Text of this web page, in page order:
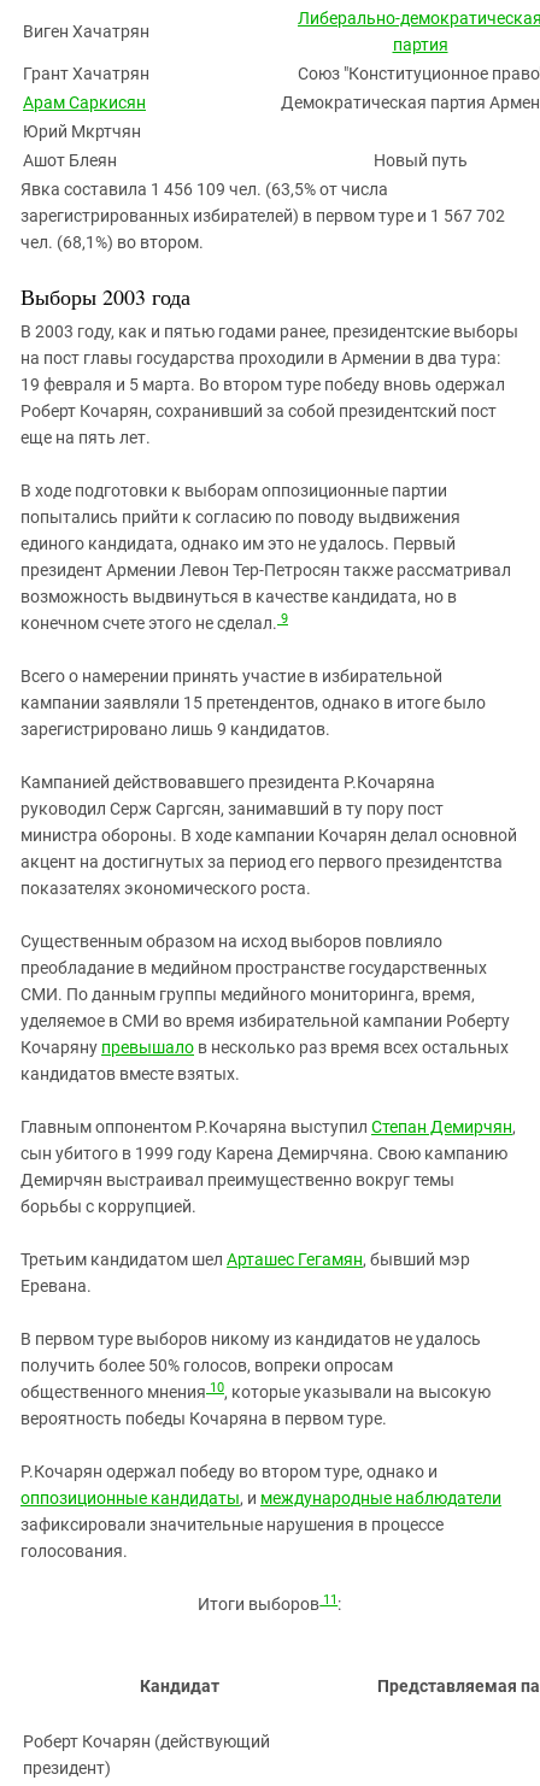
Виген Хачатрян
Либерально-
партия
Грант Хачатрян
Союз "Конституционное
Арам Саркисян
Демократическая партия
Юрий Мкртчян
Ашот Блеян
Новый путь
Явка составила 1 456 109 чел. (63,5% от числа
зарегистрированных избирателей) в первом туре и 1 567 702
чел. (68,1%) во втором.
Выборы 2003 года
В 2003 году, как и пятью годами ранее, президентские выборы
на пост главы государства проходили в Армении в два тура:
19 февраля и 5 марта. Во втором туре победу вновь одержал
Роберт Кочарян, сохранивший за собой президентский пост
еще на пять лет.
В ходе подготовки к выборам оппозиционные партии
попытались прийти к согласию по поводу выдвижения
единого кандидата, однако им это не удалось. Первый
президент Армении Левон Тер-Петросян также рассматривал
возможность выдвинуться в качестве кандидата, но в
конечном счете этого не сделал. 9
Всего о намерении принять участие в избирательной
кампании заявляли 15 претендентов, однако в итоге было
зарегистрировано лишь 9 кандидатов.
Кампанией действовавшего президента Р.Кочаряна
руководил Серж Саргсян, занимавший в ту пору пост
министра обороны. В ходе кампании Кочарян делал основной
акцент на достигнутых за период его первого президентства
показателях экономического роста.
Существенным образом на исход выборов повлияло
преобладание в медийном пространстве государственных
СМИ. По данным группы медийного мониторинга, время,
уделяемое в СМИ во время избирательной кампании Роберту
Кочаряну превышало в несколько раз время всех остальных
кандидатов вместе взятых.
Главным оппонентом Р.Кочаряна выступил Степан Демирчян,
сын убитого в 1999 году Карена Демирчяна. Свою кампанию
Демирчян выстраивал преимущественно вокруг темы
борьбы с коррупцией.
Третьим кандидатом шел Арташес Гегамян, бывший мэр
Еревана.
В первом туре выборов никому из кандидатов не удалось
получить более 50% голосов, вопреки опросам
общественного мнения 10, которые указывали на высокую
вероятность победы Кочаряна в первом туре.
Р.Кочарян одержал победу во втором туре, однако и
оппозиционные кандидаты, и международные наблюдатели
зафиксировали значительные нарушения в процессе
голосования.
Итоги выборов 11:
Кандидат Представляемая
Роберт Кочарян (действующий
президент)